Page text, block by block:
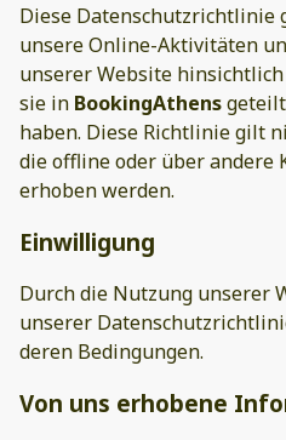
Diese
unsere Online-Aktivitäten
unserer Website
sie in BookingAthens
haben. Diese Richtlinie gilt
die offline oder über andere
erhoben werden.
Einwilligung
Durch die Nutzung unserer
unserer
deren Bedingungen.
Von uns erhobene